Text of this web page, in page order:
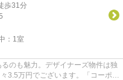
歩31分
： 1室
のも魅力。デザイナーズ物件は独
3.5万円でございます。「コーポミ